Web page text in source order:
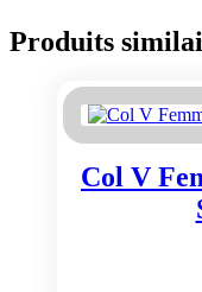
Produits
Col V